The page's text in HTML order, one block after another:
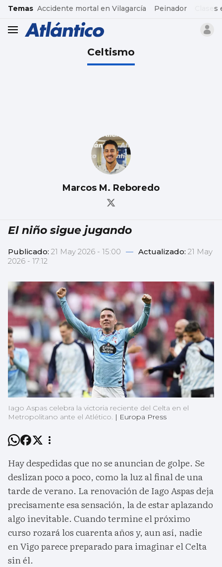
common.go-to-content
Temas Accidente mortal en Vilagarcía Peinador
header.menu.open
Celtismo
Marcos M. Reboredo
El niño sigue jugando
Publicado: 21 May 2026 - 15:00 — Actualizado: 21 May
2026 - 17:12
Iago Aspas celebra la victoria reciente del Celta en el
Metropolitano ante el Atlético. | Europa Press
Hay despedidas que no se anuncian de golpe. Se
deslizan poco a poco, como la luz al final de una
tarde de verano. La renovación de Iago Aspas deja
precisamente esa sensación, la de estar aplazando
algo inevitable. Cuando termine el próximo
curso rozará los cuarenta años y, aun así, nadie
en Vigo parece preparado para imaginar el Celta
sin él.